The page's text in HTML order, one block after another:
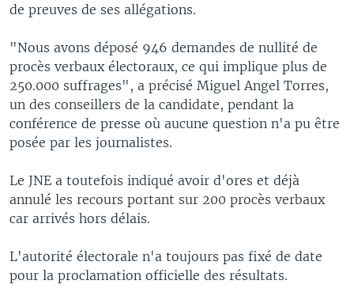
de preuves de ses allégations.
"Nous avons déposé 946 demandes de nullité de
procès verbaux électoraux, ce qui implique plus de
250.000 suffrages", a précisé Miguel Angel Torres,
un des conseillers de la candidate, pendant la
conférence de presse où aucune question n'a pu être
posée par les journalistes.
Le JNE a toutefois indiqué avoir d'ores et déjà
annulé les recours portant sur 200 procès verbaux
car arrivés hors délais.
L'autorité électorale n'a toujours pas fixé de date
pour la proclamation officielle des résultats.